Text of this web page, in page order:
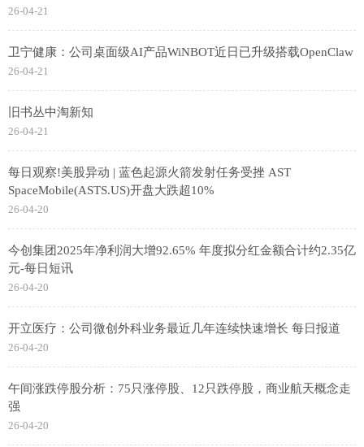
26-04-21
卫宁健康：公司桌面级AI产品WiNBOT近日已升级搭载OpenClaw
26-04-21
旧书丛中淘新知
26-04-21
每日观察!美股异动 | 蓝色起源火箭发射任务受挫 AST
SpaceMobile(ASTS.US)开盘大跌超10%
26-04-20
今创集团2025年净利润大增92.65% 年度拟分红金额合计约2.35亿
元-每日短讯
26-04-20
开立医疗：公司微创外科业务最近几年连续快速增长 每日报道
26-04-20
午间涨跌停股分析：75只涨停股、12只跌停股，商业航天概念走
强
26-04-20